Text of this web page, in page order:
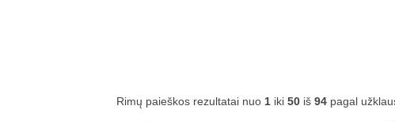
Rimų paieškos rezultatai nuo 1 iki50 iš94 pagal